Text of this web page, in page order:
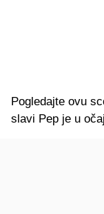
Pogledajte ovu
slavi Pep je u